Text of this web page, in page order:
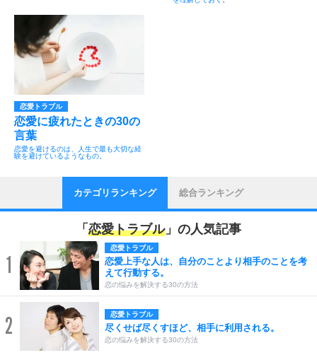
恋愛トラブル
恋愛に疲れたときの30の
言葉
恋愛を避けるのは、人生で最も大切な経
験を避けているようなもの。
カテゴリランキング 総合ランキング
「 恋愛トラブル」の人気記事
1
恋愛トラブル
恋愛上手な人は、自分のことより相手のことを考
えて行動する。
恋の悩みを解決する30の方法
2 恋愛トラブル
尽くせば尽くすほど、相手に利用される。
恋の悩みを解決する30の方法